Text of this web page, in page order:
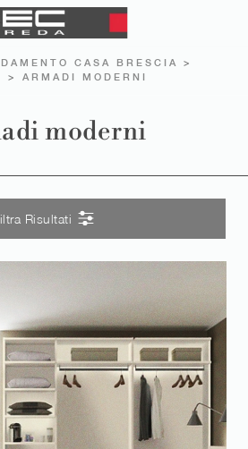
CASA BRESCIA
>
> ARMADI MODERNI
moderni
Risultati